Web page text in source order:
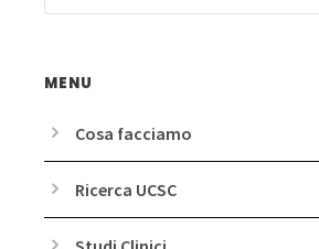
MENU
Cosa facciamo
Ricerca UCSC